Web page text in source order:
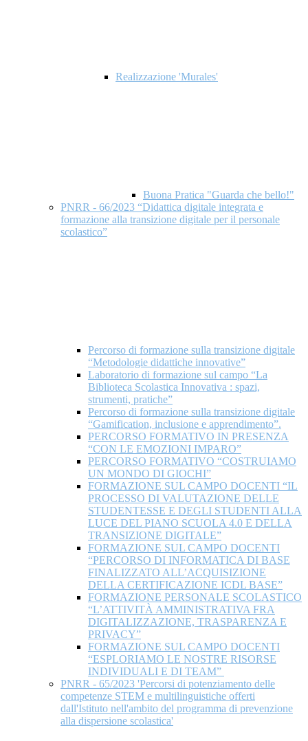
Realizzazione 'Murales'
Buona Pratica "Guarda che bello!"
PNRR - 66/2023 “Didattica digitale integrata e
formazione alla transizione digitale per il personale
scolastico”
Percorso di formazione sulla transizione digitale
“Metodologie didattiche innovative”
Laboratorio di formazione sul campo “La
Biblioteca Scolastica Innovativa : spazi,
strumenti, pratiche”
Percorso di formazione sulla transizione digitale
“Gamification, inclusione e apprendimento”.
PERCORSO FORMATIVO IN PRESENZA
“CON LE EMOZIONI IMPARO”
PERCORSO FORMATIVO “COSTRUIAMO
UN MONDO DI GIOCHI”
FORMAZIONE SUL CAMPO DOCENTI “IL
PROCESSO DI VALUTAZIONE DELLE
STUDENTESSE E DEGLI STUDENTI ALLA
LUCE DEL PIANO SCUOLA 4.0 E DELLA
TRANSIZIONE DIGITALE”
FORMAZIONE SUL CAMPO DOCENTI
“PERCORSO DI INFORMATICA DI BASE
FINALIZZATO ALL’ACQUISIZIONE
DELLA CERTIFICAZIONE ICDL BASE”
FORMAZIONE PERSONALE SCOLASTICO
“L’ATTIVITÀ AMMINISTRATIVA FRA
DIGITALIZZAZIONE, TRASPARENZA E
PRIVACY”
FORMAZIONE SUL CAMPO DOCENTI
“ESPLORIAMO LE NOSTRE RISORSE
INDIVIDUALI E DI TEAM”
PNRR - 65/2023 'Percorsi di potenziamento delle
competenze STEM e multilinguistiche offerti
dall'Istituto nell'ambito del programma di prevenzione
alla dispersione scolastica'